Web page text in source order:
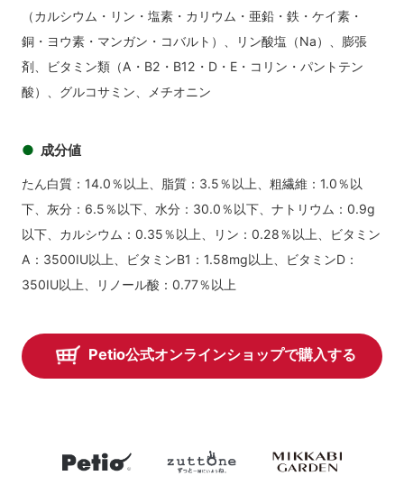
（カルシウム・リン・塩素・カリウム・亜鉛・鉄・ケイ素・
銅・ヨウ素・マンガン・コバルト）、リン酸塩（Na）、膨張
剤、ビタミン類（A・B2・B12・D・E・コリン・パントテン
酸）、グルコサミン、メチオニン
成分値
たん白質：14.0％以上、脂質：3.5％以上、粗繊維：1.0％以
下、灰分：6.5％以下、水分：30.0％以下、ナトリウム：0.9g
以下、カルシウム：0.35％以上、リン：0.28％以上、ビタミン
A：3500IU以上、ビタミンB1：1.58mg以上、ビタミンD：
350IU以上、リノール酸：0.77％以上
Petio公式オンラインショップで購入する